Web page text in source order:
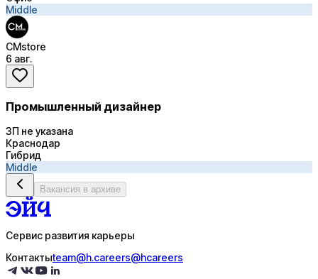
Middle
CMstore
6 авг.
Промышленный дизайнер
ЗП не указана
Краснодар
Гибрид
Middle
Вакансия в архиве
Сервис развития карьеры
Контактыteam@h.careers@hcareers